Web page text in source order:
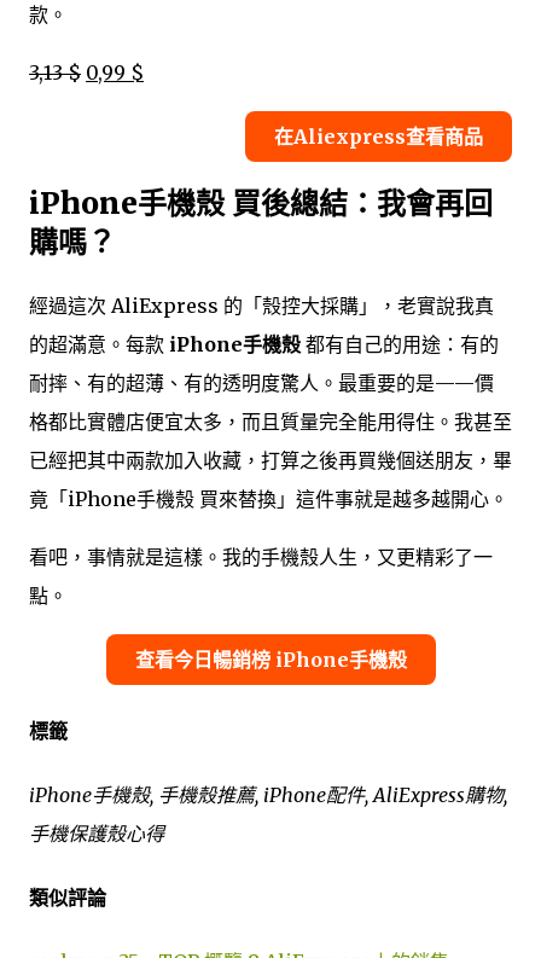
款。
3,13 $ 0,99 $
在Aliexpress查看商品
iPhone手機殼 買後總結：我會再回
購嗎？
經過這次 AliExpress 的「殼控大採購」，老實說我真
的超滿意。每款 iPhone手機殼 都有自己的用途：有的
耐摔、有的超薄、有的透明度驚人。最重要的是——價
格都比實體店便宜太多，而且質量完全能用得住。我甚至
已經把其中兩款加入收藏，打算之後再買幾個送朋友，畢
竟「iPhone手機殼 買來替換」這件事就是越多越開心。
看吧，事情就是這樣。我的手機殼人生，又更精彩了一
點。
查看今日暢銷榜 iPhone手機殼
標籤
iPhone手機殼, 手機殼推薦, iPhone配件, AliExpress購物,
手機保護殼心得
類似評論